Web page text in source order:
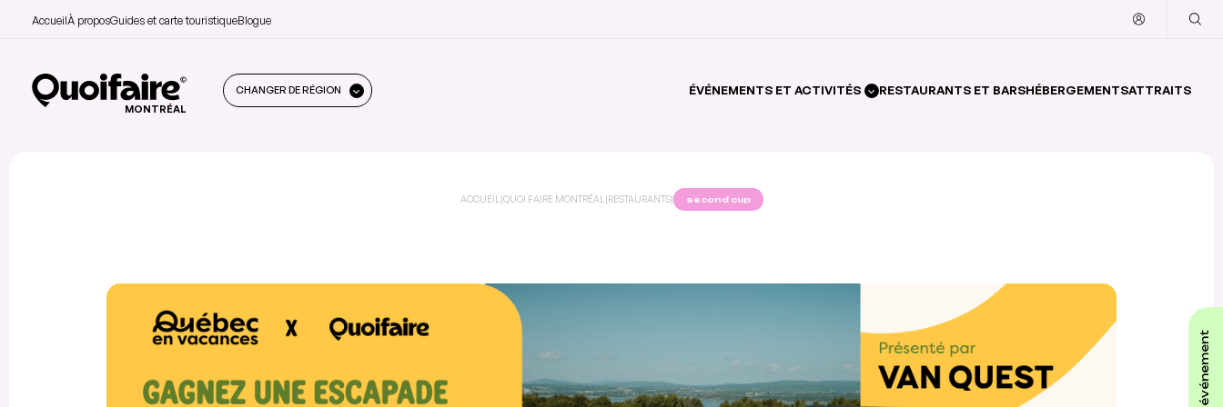
AccueilÀ proposGuides et carte touristiqueBlogue
MONTRÉAL
CHANGER DE RÉGION ÉVÉNEMENTS ET ACTIVITÉS RESTAURANTS ET BARSHÉBERGEMENTSATTRAITS
ACCUEIL |QUOI FAIRE MONTRÉAL |RESTAURANTS| second cup